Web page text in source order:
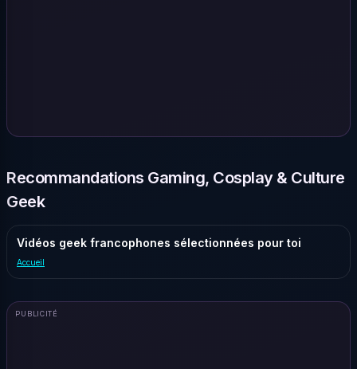
Recommandations Gaming, Cosplay & Culture
Geek
Vidéos geek francophones sélectionnées pour toi
Accueil
PUBLICITÉ